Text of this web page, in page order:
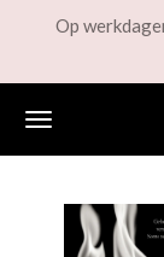
de
hoofdinhoud
Op